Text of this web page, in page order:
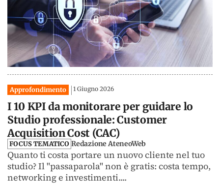
Approfondimento 1 Giugno 2026
I 10 KPI da monitorare per guidare lo
Studio professionale: Customer
Acquisition Cost (CAC)
FOCUS TEMATICO Redazione AteneoWeb
Quanto ti costa portare un nuovo cliente nel tuo
studio? Il "passaparola" non è gratis: costa tempo,
networking e investimenti....